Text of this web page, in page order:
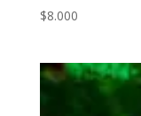
$8.000